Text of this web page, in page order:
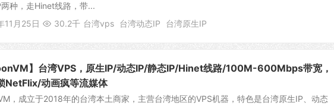
种，走Hinet线路，带...
11月25日
30.2千 台湾vps 台湾动态IP 台湾原生IP
】台湾VPS，原生IP/动态IP/静态IP/Hinet线路/100M-600Mbps带宽，
NetFlix/动画疯等流媒体
，成立于2018年的台湾本土商家，主营台湾地区的VPS机器，特色是台湾原生IP、动态